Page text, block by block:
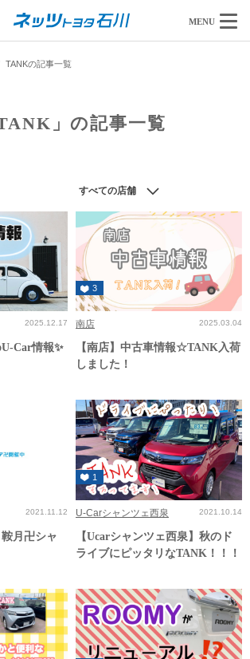
MENU
TANKの記事一覧
TANK」の記事一覧
すべての店舗
2025.12.17
U-Car情報✨
3
南店 2025.03.04
【南店】中古車情報☆TANK入荷
しました！
2021.11.12
鞍月卍シャ
1
U-Carシャンツェ西泉 2021.10.14
【Ucarシャンツェ西泉】秋のド
ライブにピッタリなTANK！！！